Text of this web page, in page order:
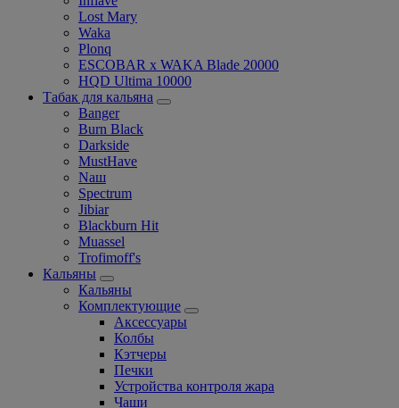
Lost Mary
Waka
Plonq
ESCOBAR x WAKA Blade 20000
HQD Ultima 10000
Табак для кальяна
Banger
Burn Black
Darkside
MustHave
Nаш
Spectrum
Jibiar
Blackburn Hit
Muassel
Trofimoff's
Кальяны
Кальяны
Комплектующие
Аксессуары
Колбы
Кэтчеры
Печки
Устройства контроля жара
Чаши